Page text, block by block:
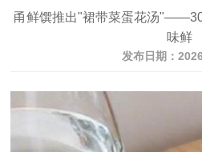
甬鲜馔推出"裙带菜蛋花汤
味鲜
发布日期：